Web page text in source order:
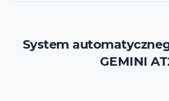
System
GEMINI